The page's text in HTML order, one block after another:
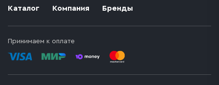
Каталог Компания Бренды
Принимаем к оплате